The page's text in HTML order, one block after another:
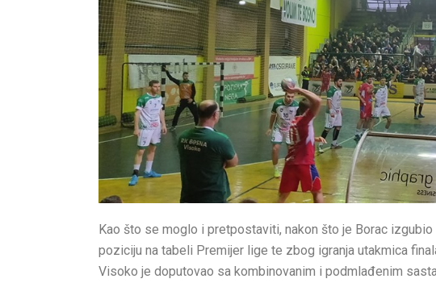
Kao što se moglo i pretpostaviti, nakon što je Borac
poziciju na tabeli Premijer lige te zbog igranja utakmica
Visoko je doputovao sa kombinovanim i podmlađenim